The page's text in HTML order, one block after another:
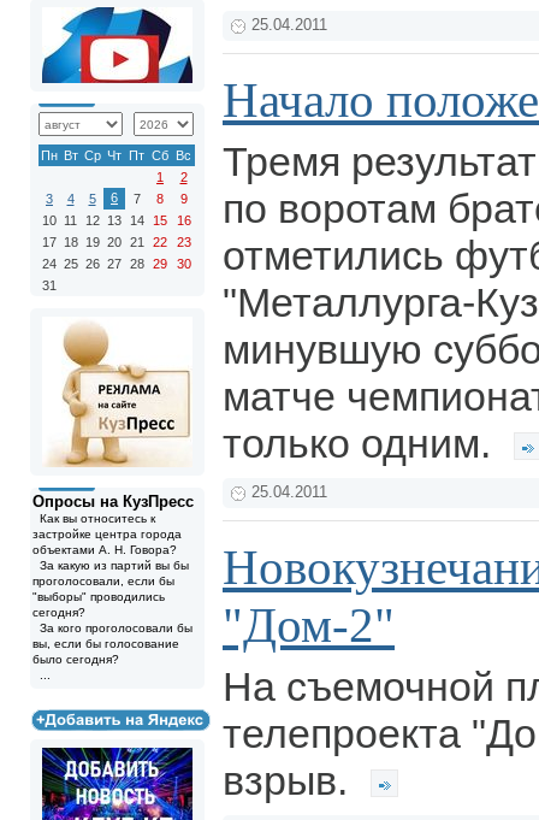
Пн Вт Ср Чт Пт Сб Вс
1
2
3
4 5 6 7 8
9
10 11 12 13 14 15
16
17 18 19 20 21 22
23
24 25 26 27 28 29
30
31
Опросы на КузПресс
Как вы относитесь к
застройке центра города
объектами А. Н. Говора?
За какую из партий вы бы
проголосовали, если бы
"выборы" проводились
сегодня?
За кого проголосовали бы
вы, если бы голосование
было сегодня?
25.04.2011
Начало
Тремя
по воротам
отметились
"Металлурга-
минувшую
матче
только одним.
25.04.2011
"Дом-2"
На съемочной
телепроекта
взрыв.